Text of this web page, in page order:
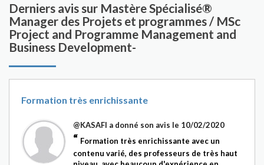
Derniers avis sur Mastère Spécialisé®
Manager des Projets et programmes / MSc
Project and Programme Management and
Business Development-
Formation très enrichissante
@KASAFI a donné son avis le 10/02/2020
Formation très enrichissante avec un
contenu varié, des professeurs de très haut